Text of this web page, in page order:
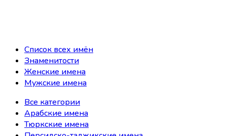
Список всех имён
Знаменитости
Женские имена
Мужские имена
Все категории
Арабские имена
Тюркские имена